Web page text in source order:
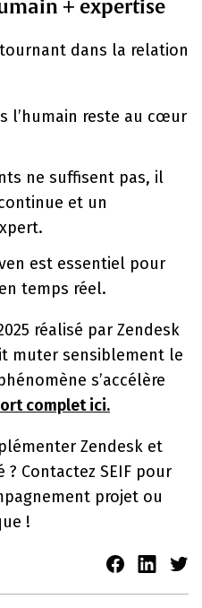
+ expertise
tournant dans la relation
l’humain reste au cœur
ne suffisent pas, il
et un
est essentiel pour
temps réel.
réalisé par Zendesk
muter sensiblement le
s’accélère
complet ici.
Zendesk et
Contactez SEIF pour
projet ou
!